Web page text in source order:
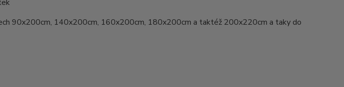
90x200cm, 140x200cm, 160x200cm, 180x200cm a taktéž 200x220cm a taky do